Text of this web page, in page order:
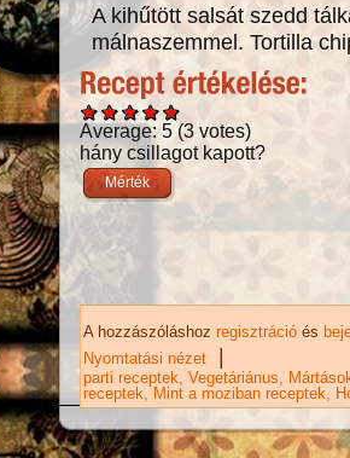
A kihűtött salsát szedd
málnaszemmel. Tortilla
Average: 5 (3 votes)
hány csillagot kapott?
A hozzászóláshoz regisztráció és
Nyomtatási nézet
|
parti receptek Vegetáriánus
receptek
Mint a moziban receptek